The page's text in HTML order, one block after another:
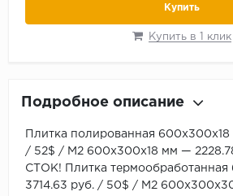
Купить
Купить в 1 клик
Подробное описание
Плитка полированная
/ 52$ / М2 600х300х18 мм —
СТОК! Плитка
3714.63 руб. / 50$ / М2